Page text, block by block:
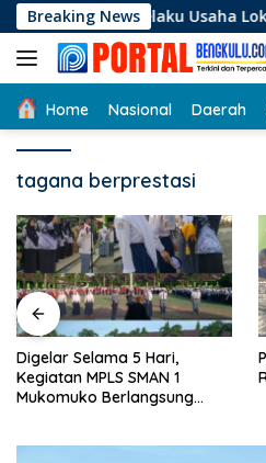
Langsung
ke
konten
Breaking News
Pelaku Usaha Lokal di
Home Nasional Daerah
tagana berprestasi
Digelar Selama 5 Hari,
Kegiatan MPLS SMAN 1
Mukomuko Berlangsung